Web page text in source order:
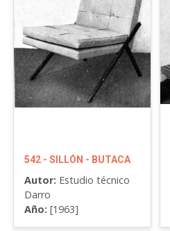
542 - SILLÓN - BUTACA
Autor: Estudio técnico
Darro
Año: [1963]